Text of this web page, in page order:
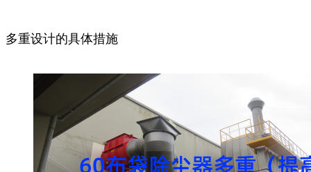
多重设计的具体措施